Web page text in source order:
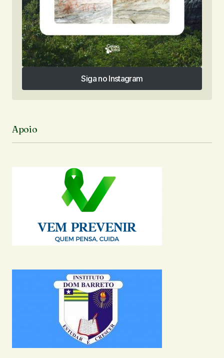
Siga no Instagram
Siga no Instagram
Apoio